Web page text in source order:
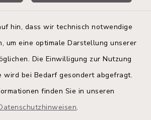
hin, dass wir technisch notwendige
um eine optimale Darstellung unserer
Die Einwilligung zur Nutzung
wird bei Bedarf gesondert abgefragt.
finden Sie in unseren
.
Barrierefreiheit